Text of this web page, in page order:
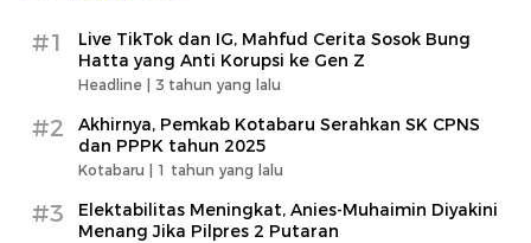
#1
Live TikTok dan IG, Mahfud Cerita Sosok Bung
Hatta yang Anti Korupsi ke Gen Z
Headline | 3 tahun yang lalu
#2
Akhirnya, Pemkab Kotabaru Serahkan SK CPNS
dan PPPK tahun 2025
Kotabaru | 1 tahun yang lalu
#3
Elektabilitas Meningkat, Anies-Muhaimin Diyakini
Menang Jika Pilpres 2 Putaran